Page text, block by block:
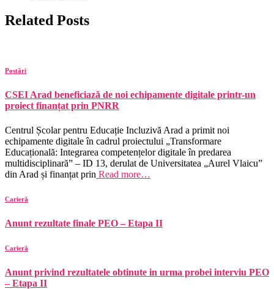
Related Posts
Postări
CSEI Arad beneficiază de noi echipamente digitale printr-un
proiect finanțat prin PNRR
Centrul Școlar pentru Educație Incluzivă Arad a primit noi
echipamente digitale în cadrul proiectului „Transformare
Educațională: Integrarea competențelor digitale în predarea
multidisciplinară” – ID 13, derulat de Universitatea „Aurel Vlaicu”
din Arad și finanțat prin Read more…
Carieră
Anunt rezultate finale PEO – Etapa II
Carieră
Anunt privind rezultatele obtinute in urma probei interviu PEO
– Etapa II